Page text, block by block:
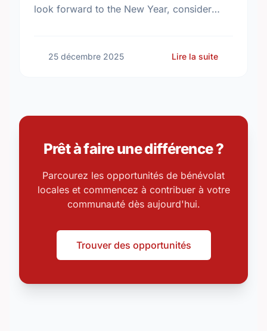
look forward to the New Year, consider
25 décembre 2025 Lire la suite
Prêt à faire une différence ?
Parcourez les opportunités de bénévolat
locales et commencez à contribuer à votre
communauté dès aujourd'hui.
Trouver des opportunités